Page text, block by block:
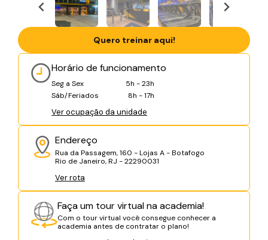
Horário de funcionamento
Seg a Sex
5h - 23h
Sáb/Feriados
8h - 17h
Ver ocupação da unidade
Endereço
Rua da Passagem, 160 - Lojas A - Botafogo
Rio de Janeiro, RJ - 22290031
Ver rota
Faça um tour virtual na academia!
Com o tour virtual você consegue conhecer a
academia antes de contratar o plano!
Quero treinar aqui!